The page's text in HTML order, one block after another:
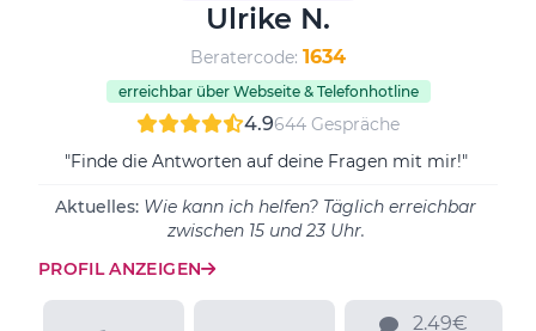
Ulrike N.
Beratercode: 1634
erreichbar über Webseite & Telefonhotline
4.9644 Gespräche
"Finde die Antworten auf deine Fragen mit mir!"
Aktuelles: Wie kann ich helfen? Täglich erreichbar
zwischen 15 und 23 Uhr.
PROFIL ANZEIGEN